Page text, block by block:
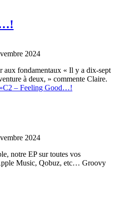
2024
fondamentaux « Il y a dix-sept
à deux, » commente Claire.
C2 – Feeling Good…!
2024
notre EP sur toutes vos
Music, Qobuz, etc… Groovy